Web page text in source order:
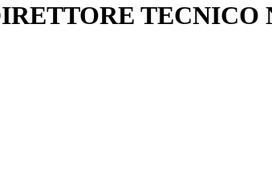
TECNICO